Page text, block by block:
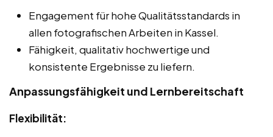
Engagement für hohe Qualitätsstandards in
allen fotografischen Arbeiten in Kassel.
Fähigkeit, qualitativ hochwertige und
konsistente Ergebnisse zu liefern.
Anpassungsfähigkeit und Lernbereitschaft
Flexibilität: